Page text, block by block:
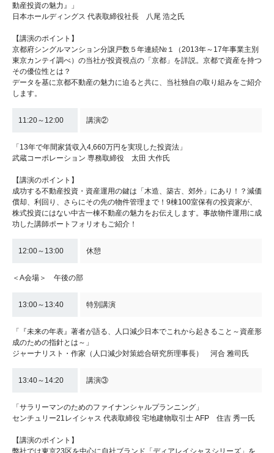
動産投資の魅力』」
日本ホールディングス 代表取締役社長 八尾 浩之氏
【講演のポイント】
京都府シングルマンション分譲戸数５年連続№１（2013年～17年事業主別
東京カンテイ調べ）の当社が投資視点の「京都」を詳説。京都で資産を持つ
その優位性とは？
データを基に京都不動産の魅力に迫ると共に、当社独自の取り組みをご紹介
します。
11:20～12:00 講演②
「13年で年間家賃収入4,660万円を実現した投資法」
武蔵コーポレーション 専務取締役 太田 大作氏
【講演のポイント】
成功する不動産投資・資産運用の鍵は「木造、築古、郊外」にあり！？減価
償却、利回り、さらにその先の物件管理まで！9棟100室保有の投資家が、
株式投資にはない中古一棟不動産の魅力をお伝えします。事故物件運用に成
功した講師ポートフォリオもご紹介！
12:00～13:00 休憩
＜A会場＞ 午後の部
13:00～13:40 特別講演
「『未来の年表』著者が語る、人口減少日本でこれから起きること～資産形
成のための指針とは～」
ジャーナリスト・作家（人口減少対策総合研究所理事長） 河合 雅司氏
13:40～14:20 講演③
「サラリーマンのためのファイナンシャルプランニング」
センチュリー21レイシャス 代表取締役 宅地建物取引士 AFP 住吉 秀一氏
【講演のポイント】
弊社では東京23区を中心に自社ブランド「ディアレイシャスシリーズ」を